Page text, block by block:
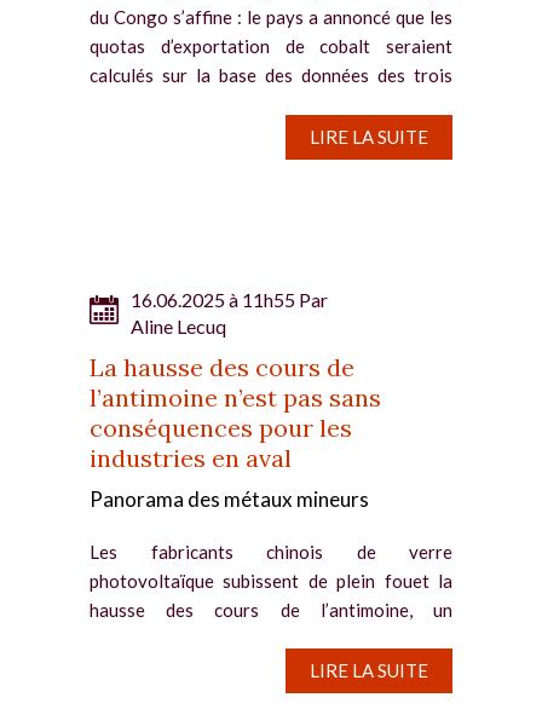
du Congo s’affine : le pays a annoncé que les
quotas d’exportation de cobalt seraient
calculés sur la base des données des trois
LIRE LA SUITE
16.06.2025 à 11h55 Par
Aline Lecuq
La hausse des cours de
l’antimoine n’est pas sans
conséquences pour les
industries en aval
Panorama des métaux mineurs
Les fabricants chinois de verre
photovoltaïque subissent de plein fouet la
hausse des cours de l’antimoine, un
Antimoine : les fabricants chinois de verre
photovoltaïque en difficultés La hausse...
LIRE LA SUITE